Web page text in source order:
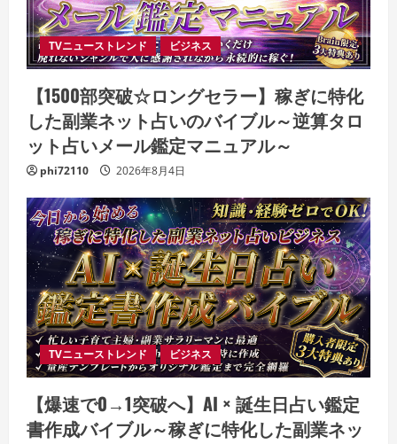
TVニューストレンド ビジネス
【1500部突破☆ロングセラー】稼ぎに特化
した副業ネット占いのバイブル～逆算タロ
ット占いメール鑑定マニュアル～
phi72110 2026年8月4日
TVニューストレンド ビジネス
【爆速で0→1突破へ】AI × 誕生日占い鑑定
書作成バイブル～稼ぎに特化した副業ネッ